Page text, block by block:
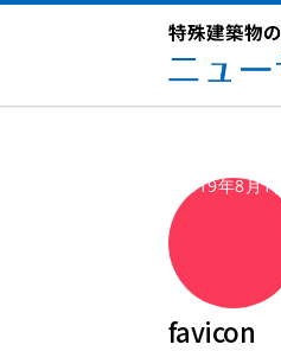
2019年8月1日
favicon